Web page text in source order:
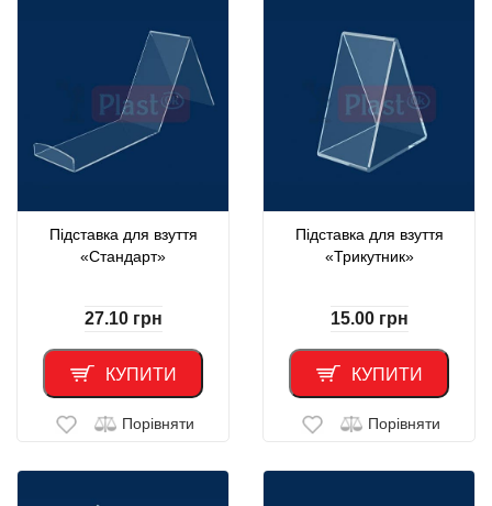
Підставка для взуття
«Стандарт»
27.10 грн
КУПИТИ
Порівняти
Підставка для взуття
«Трикутник»
15.00 грн
КУПИТИ
Порівняти